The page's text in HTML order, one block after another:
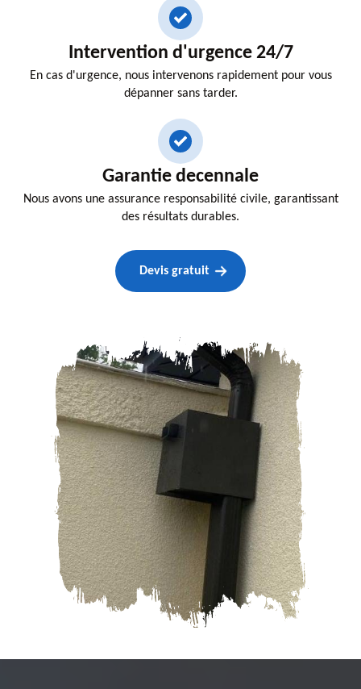
Intervention d'urgence 24/7
En cas d'urgence, nous intervenons rapidement pour vous
dépanner sans tarder.
Garantie decennale
Nous avons une assurance responsabilité civile, garantissant
des résultats durables.
Devis gratuit